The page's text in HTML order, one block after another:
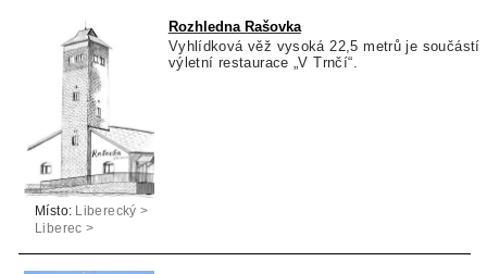
Rozhledna Rašovka
Vyhlídková věž vysoká 22,5 metrů je součástí
výletní restaurace „V Trnčí“.
Místo:
Liberecký >
Liberec >